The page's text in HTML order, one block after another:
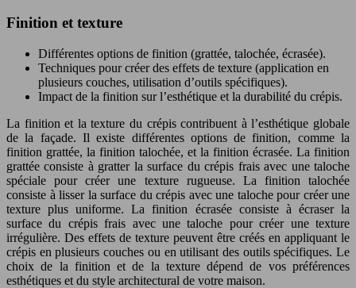
Finition et texture
Différentes options de finition (grattée, talochée, écrasée).
Techniques pour créer des effets de texture (application en
plusieurs couches, utilisation d’outils spécifiques).
Impact de la finition sur l’esthétique et la durabilité du crépis.
La finition et la texture du crépis contribuent à l’esthétique globale
de la façade. Il existe différentes options de finition, comme la
finition grattée, la finition talochée, et la finition écrasée. La finition
grattée consiste à gratter la surface du crépis frais avec une taloche
spéciale pour créer une texture rugueuse. La finition talochée
consiste à lisser la surface du crépis avec une taloche pour créer une
texture plus uniforme. La finition écrasée consiste à écraser la
surface du crépis frais avec une taloche pour créer une texture
irrégulière. Des effets de texture peuvent être créés en appliquant le
crépis en plusieurs couches ou en utilisant des outils spécifiques. Le
choix de la finition et de la texture dépend de vos préférences
esthétiques et du style architectural de votre maison.